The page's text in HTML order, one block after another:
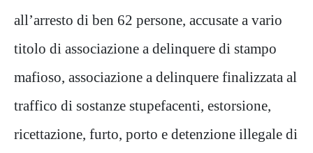
all’arresto di ben 62 persone, accusate a vario
titolo di associazione a delinquere di stampo
mafioso, associazione a delinquere finalizzata al
traffico di sostanze stupefacenti, estorsione,
ricettazione, furto, porto e detenzione illegale di